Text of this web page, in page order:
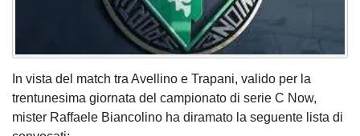
In vista del match tra Avellino e Trapani, valido per la
trentunesima giornata del campionato di serie C Now,
mister Raffaele Biancolino ha diramato la seguente lista di